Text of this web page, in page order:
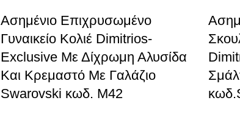
Ασημένιο Επιχρυσωμένο
Γυναικείο Κολιέ Dimitrios-
Exclusive Με Δίχρωμη Αλυσίδα
Και Κρεμαστό Με Γαλάζιο
Swarovski κωδ. Μ42